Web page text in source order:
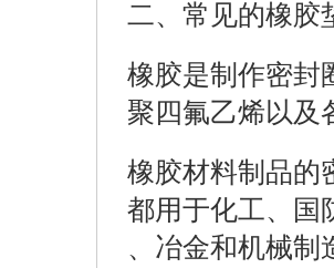
二、常见的橡胶
橡胶是制作密封
聚四氟乙烯以及
橡胶材料制品的
都用于化工、国
、冶金和机械制